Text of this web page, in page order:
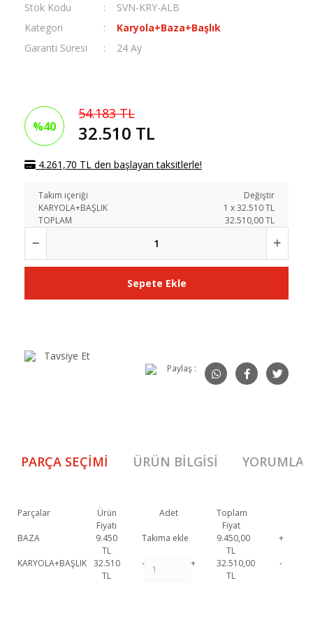
Stok Kodu
SVN-KRY-ALB
Kategori
Karyola+Baza+Başlık
Garanti Süresi
24 Ay
%40
54.183 TL
32.510 TL
4.261,70 TL den başlayan taksitlerle!
Takım içeriği
Değiştir
KARYOLA+BAŞLIK
1 x32.510TL
TOPLAM
32.510,00 TL
Sepete Ekle
Tavsiye Et
Paylaş :
PARÇA SEÇIMI ÜRÜN BILGISI YORUMLAR
Parçalar
Ürün
Fiyatı
Adet
Toplam
Fiyat
BAZA
9.450
TL
Takıma ekle
9.450,00
TL
+
KARYOLA+BAŞLIK 32.510
TL
- +
32.510,00
TL
-